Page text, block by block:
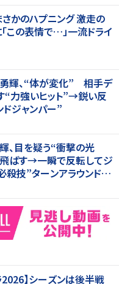
かのハプニング 激走の
この表情で…」一流ドライ
輝、“体が変化” 相手デ
“力強いヒット”→鋭い反
ジャンパー”
、目を疑う“衝撃の光
ばす→一瞬で反転してジ
殺技”ターンアラウンドジ
2026】シーズンは後半戦